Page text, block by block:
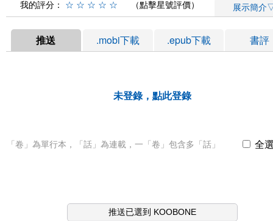
我的評分： ☆ ☆ ☆ ☆ ☆ （點擊星號評價） 展示簡介
推送 .mobi下載 .epub下載 書評
未登錄，點此登錄
「卷」為單行本，「話」為連載，一「卷」包含多「話」 全
推送已選到 KOOBONE